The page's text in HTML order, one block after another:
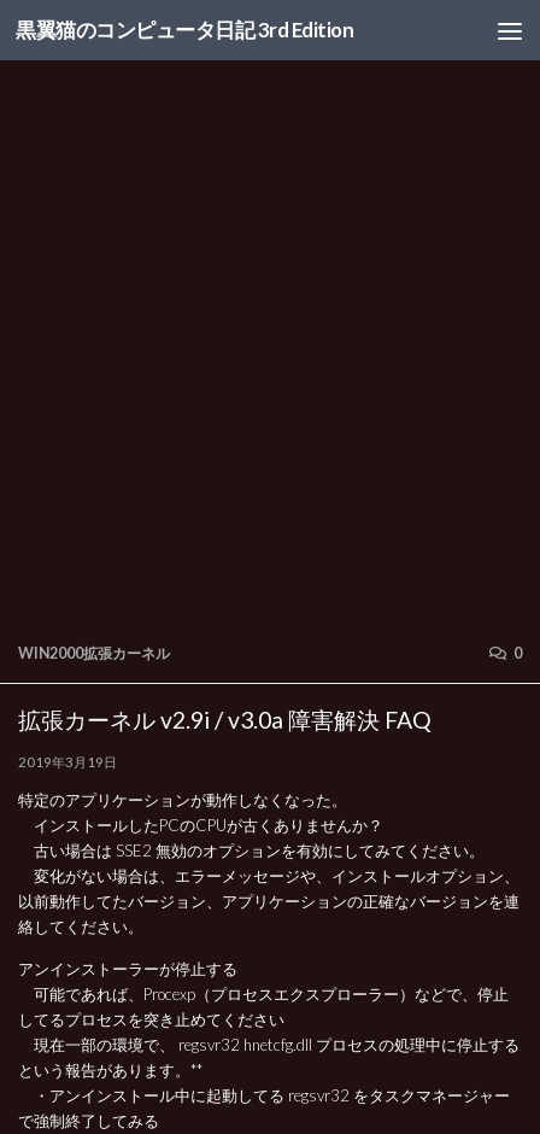
コンテンツへスキップ
黒翼猫のコンピュータ日記 3rd Edition
WIN2000拡張カーネル 0
拡張カーネル v2.9i / v3.0a 障害解決 FAQ
2019年3月19日
特定のアプリケーションが動作しなくなった。
インストールしたPCのCPUが古くありませんか？
古い場合は SSE2 無効のオプションを有効にしてみてください。
変化がない場合は、エラーメッセージや、インストールオプション、
以前動作してたバージョン、アプリケーションの正確なバージョンを連
絡してください。
アンインストーラーが停止する
可能であれば、Procexp（プロセスエクスプローラー）などで、停止
してるプロセスを突き止めてください
現在一部の環境で、 regsvr32 hnetcfg.dll プロセスの処理中に停止する
という報告があります。**
・アンインストール中に起動してる regsvr32 をタスクマネージャー
で強制終了してみる